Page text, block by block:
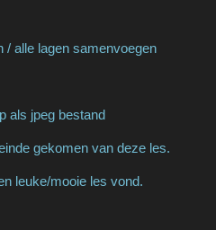
/ alle lagen samenvoegen
als jpeg bestand
gekomen van deze les.
leuke/mooie les vond.